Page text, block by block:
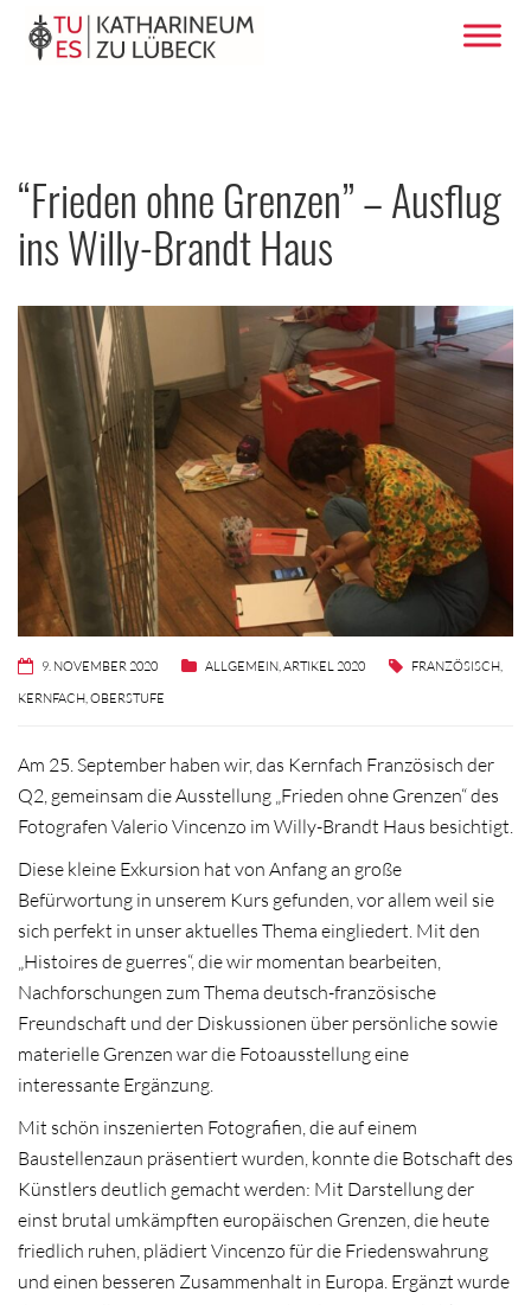
“Frieden ohne Grenzen” – Ausflug
ins Willy-Brandt Haus
9. NOVEMBER 2020 ALLGEMEIN ARTIKEL 2020 FRANZÖSISCH
KERNFACH OBERSTUFE
Am 25. September haben wir, das Kernfach Französisch der
Q2, gemeinsam die Ausstellung „Frieden ohne Grenzen“ des
Fotografen Valerio Vincenzo im Willy-Brandt Haus besichtigt.
Diese kleine Exkursion hat von Anfang an große
Befürwortung in unserem Kurs gefunden, vor allem weil sie
sich perfekt in unser aktuelles Thema eingliedert. Mit den
„Histoires de guerres“, die wir momentan bearbeiten,
Nachforschungen zum Thema deutsch-französische
Freundschaft und der Diskussionen über persönliche sowie
materielle Grenzen war die Fotoausstellung eine
interessante Ergänzung.
Mit schön inszenierten Fotografien, die auf einem
Baustellenzaun präsentiert wurden, konnte die Botschaft des
Künstlers deutlich gemacht werden: Mit Darstellung der
einst brutal umkämpften europäischen Grenzen, die heute
friedlich ruhen, plädiert Vincenzo für die Friedenswahrung
und einen besseren Zusammenhalt in Europa. Ergänzt wurde